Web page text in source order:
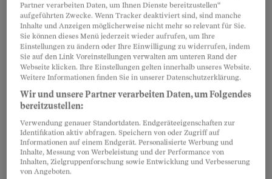
Eventuell ändert sich aber dieInvalidenrente
der Pensionskasse. Im überobligatorischen Teil
ist es ferner möglich, dass die Pensionskassen-
Invalidenrente durch eine tiefere
Pensionskassen-Altersrente abgelöst wird.
Partnerinhalte
Partner verarbeiten Daten, um Ihnen Dienste bereitzustellen“
aufgeführten Zwecke. Wenn Tracker deaktiviert sind, sind manche
Inhalte und Anzeigen möglicherweise nicht mehr so relevant für Sie.
Sie können dieses Menü jederzeit wieder aufrufen, um Ihre
Einstellungen zu ändern oder Ihre Einwilligung zu widerrufen, indem
Sie auf den Link Voreinstellungen verwalten am unteren Rand der
Webseite klicken. Ihre Einstellungen gelten innerhalb unseres Website.
Weitere Informationen finden Sie in unserer Datenschutzerklärung.
Wir und unsere Partner verarbeiten Daten, um Folgendes
bereitzustellen:
Verwendung genauer Standortdaten. Endgeräteeigenschaften zur
Identifikation aktiv abfragen. Speichern von oder Zugriff auf
Informationen auf einem Endgerät. Personalisierte Werbung und
Inhalte, Messung von Werbeleistung und der Performance von
Inhalten, Zielgruppenforschung sowie Entwicklung und Verbesserung
von Angeboten.